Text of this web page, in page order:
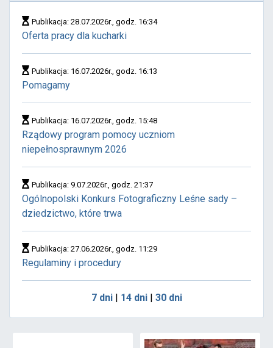
Publikacja: 28.07.2026r., godz. 16:34
Oferta pracy dla kucharki
Publikacja: 16.07.2026r., godz. 16:13
Pomagamy
Publikacja: 16.07.2026r., godz. 15:48
Rządowy program pomocy uczniom
niepełnosprawnym 2026
Publikacja: 9.07.2026r., godz. 21:37
Ogólnopolski Konkurs Fotograficzny Leśne sady –
dziedzictwo, które trwa
Publikacja: 27.06.2026r., godz. 11:29
Regulaminy i procedury
7 dni| 14 dni| 30 dni